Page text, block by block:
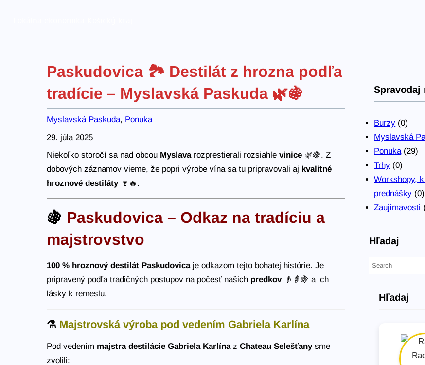
Paskudovica 🏞️ Destilát z hrozna podľa
tradície – Myslavská Paskuda 🌿🍇
Myslavská Paskuda, Ponuka
29. júla 2025
Niekoľko storočí sa nad obcou Myslavarozprestierali rozsiahlevinice 🌿🍇. Z
dobových záznamov vieme, že popri výrobe vína sa tu pripravovali aj kvalitné
hroznové destiláty🍷🔥.
🍇 Paskudovica – Odkaz na tradíciu a
majstrovstvo
100 % hroznový destilát Paskudovicaje odkazom tejto bohatej histórie. Je
pripravený podľa tradičných postupov na počesť našich predkov👴👵🍇 a ich
lásky k remeslu.
⚗️ Majstrovská výroba pod vedením Gabriela Karlína
Pod vedením majstra destilácie Gabriela KarlínazChateau Selešťanysme
zvolili:
Spravodaj
Burzy (0)
Myslavská
Ponuka (29)
Trhy (0)
Workshopy,
prednášky (0)
Zaujímavosti
Hľadaj
H
Hľadaj